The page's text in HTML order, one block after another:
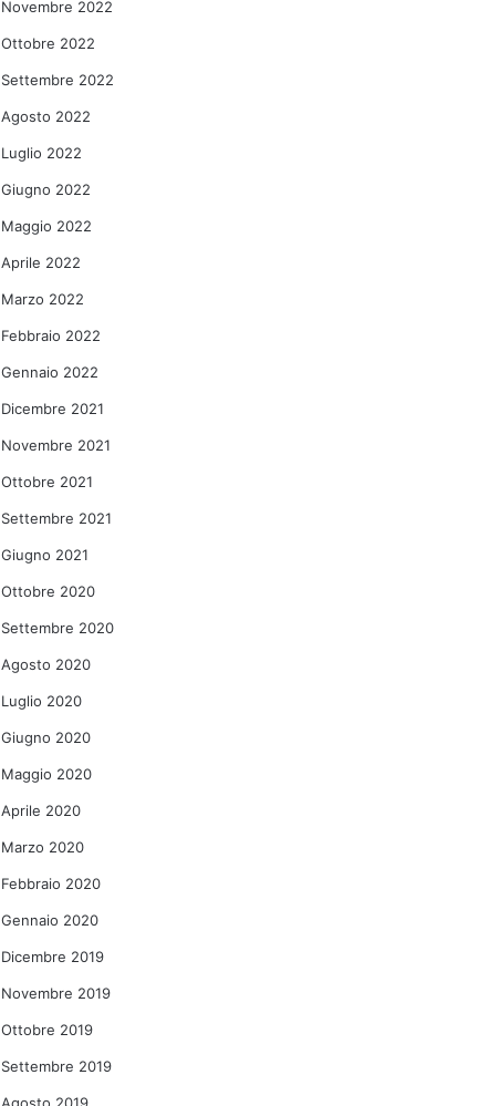
Novembre 2022
Ottobre 2022
Settembre 2022
Agosto 2022
Luglio 2022
Giugno 2022
Maggio 2022
Aprile 2022
Marzo 2022
Febbraio 2022
Gennaio 2022
Dicembre 2021
Novembre 2021
Ottobre 2021
Settembre 2021
Giugno 2021
Ottobre 2020
Settembre 2020
Agosto 2020
Luglio 2020
Giugno 2020
Maggio 2020
Aprile 2020
Marzo 2020
Febbraio 2020
Gennaio 2020
Dicembre 2019
Novembre 2019
Ottobre 2019
Settembre 2019